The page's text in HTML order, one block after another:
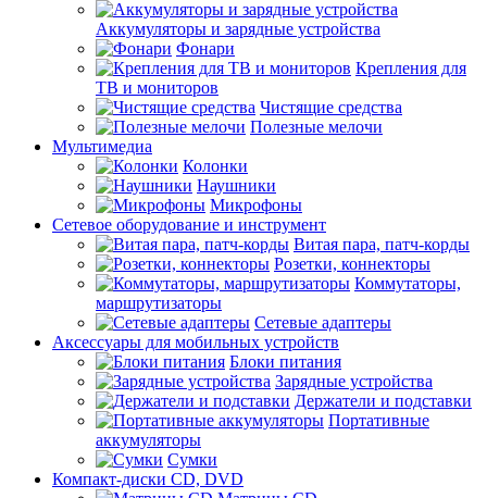
Аккумуляторы и зарядные устройства
Фонари
Крепления для
ТВ и мониторов
Чистящие средства
Полезные мелочи
Мультимедиа
Колонки
Наушники
Микрофоны
Сетевое оборудование и инструмент
Витая пара, патч-корды
Розетки, коннекторы
Коммутаторы,
маршрутизаторы
Сетевые адаптеры
Аксессуары для мобильных устройств
Блоки питания
Зарядные устройства
Держатели и подставки
Портативные
аккумуляторы
Сумки
Компакт-диски CD, DVD